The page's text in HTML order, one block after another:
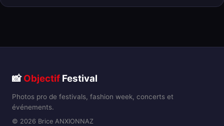
📸Objectif Festival
Photos pro de festivals, fashion week, concerts et
événements.
© 2026 Brice ANXIONNAZ